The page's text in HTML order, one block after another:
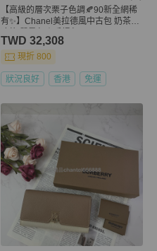
【高級的層次栗子色調🍂90新全網稀
有✨】Chanel美拉德風中古包 奶茶色
TWD 32,308
現折 800
狀況良好 香港 免運